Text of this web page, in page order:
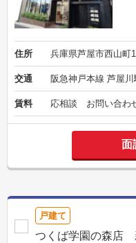
住所 兵庫県芦屋市西山町
交通 阪急神戸本線 芦屋
賃料 応相談 お問い合わ
面
戸建て
つくば学園の森店